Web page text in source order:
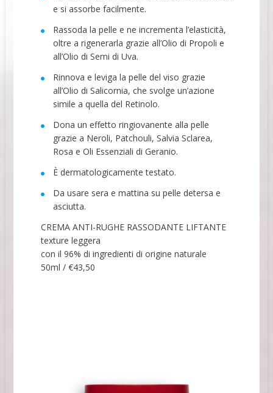
e si assorbe facilmente.
Rassoda la pelle e ne incrementa l’elasticità,
oltre a rigenerarla grazie all’Olio di Propoli e
all’Olio di Semi di Uva.
Rinnova e leviga la pelle del viso grazie
all’Olio di Salicornia, che svolge un’azione
simile a quella del Retinolo.
Dona un effetto ringiovanente alla pelle
grazie a Neroli, Patchouli, Salvia Sclarea,
Rosa e Oli Essenziali di Geranio.
È dermatologicamente testato.
Da usare sera e mattina su pelle detersa e
asciutta.
CREMA ANTI-RUGHE RASSODANTE LIFTANTE
texture leggera
con il 96% di ingredienti di origine naturale
50ml / €43,50